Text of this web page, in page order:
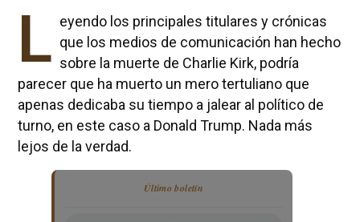
L eyendo los principales titulares y crónicas
que los medios de comunicación han hecho
sobre la muerte de Charlie Kirk, podría
parecer que ha muerto un mero tertuliano que
apenas dedicaba su tiempo a jalear al político de
turno, en este caso a Donald Trump. Nada más
lejos de la verdad.
Último boletín